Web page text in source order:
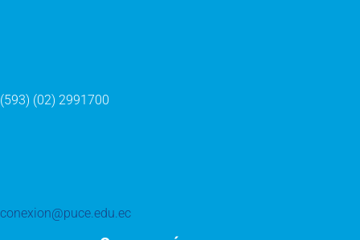
(593) (02) 2991700
conexion@puce.edu.ec